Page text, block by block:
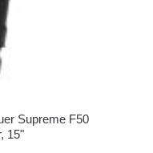
Supreme F50
15"